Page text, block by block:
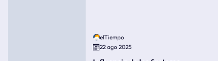
elTiempo
22 ago 2025